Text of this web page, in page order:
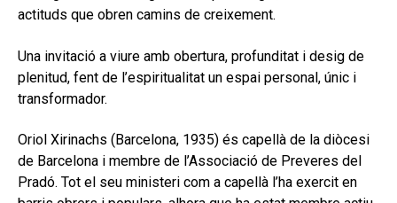
actituds que obren camins de creixement.
Una invitació a viure amb obertura, profunditat i desig de
plenitud, fent de l’espiritualitat un espai personal, únic i
transformador.
Oriol Xirinachs (Barcelona, 1935) és capellà de la diòcesi
de Barcelona i membre de l’Associació de Preveres del
Pradó. Tot el seu ministeri com a capellà l’ha exercit en